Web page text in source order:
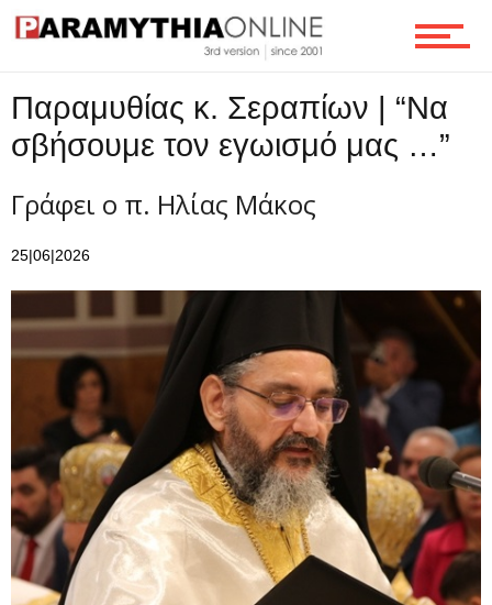
Επικοινωνία
Παραμυθίας κ. Σεραπίων | “Να
σβήσουμε τον εγωισμό μας …”
Γράφει ο π. Ηλίας Μάκος
25|06|2026